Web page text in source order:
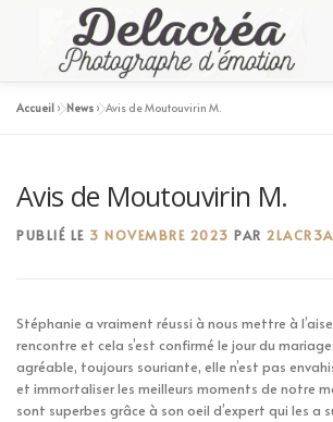
Accueil »News »Avis de Moutouvirin M.
Avis de Moutouvirin M.
PUBLIÉ LE 3 NOVEMBRE 2023 PAR 2LACR3A
Stéphanie a vraiment réussi à nous mettre à
rencontre et cela s’est confirmé le jour du
agréable, toujours souriante, elle n’est pas
et immortaliser les meilleurs moments de notre
sont superbes grâce à son oeil d’expert qui les a